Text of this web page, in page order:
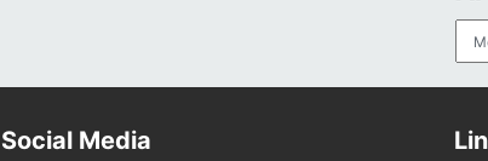
Social Media